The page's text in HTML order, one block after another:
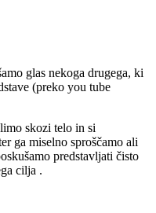
glas nekoga drugega, ki
(preko you tube
skozi telo in si
ga miselno sproščamo ali
predstavljati čisto
cilja .